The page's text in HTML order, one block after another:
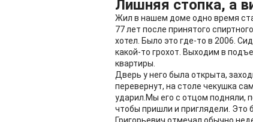
Лишняя стопка, а
Жил в нашем доме одно время
77 лет после принятого
хотел. Было это где-то в 2006.
какой-то грохот. Выходим в
квартиры.
Дверь у него была открыта,
перевернут, на столе чекушка
ударил.Мы его с отцом подняли,
чтобы пришли и приглядели. Это